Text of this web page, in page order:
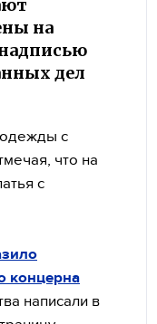
на
дел
с
что на
с
концерна
написали в